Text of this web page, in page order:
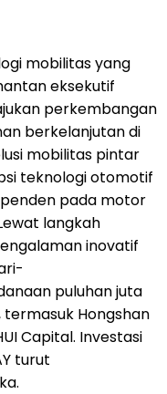
mobilitas yang
eksekutif
perkembangan
berkelanjutan di
mobilitas pintar
teknologi otomotif
pada motor
langkah
inovatif
puluhan juta
Hongshan
Capital. Investasi
turut